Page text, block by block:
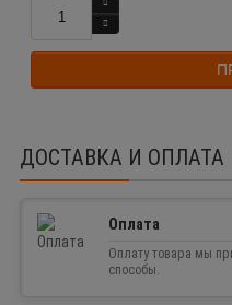
ДОСТАВКА И ОПЛАТА
Оплата
Оплату товара мы
способы.